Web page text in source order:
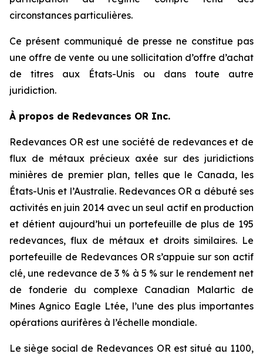
circonstances particulières.
Ce présent communiqué de presse ne constitue pas
une offre de vente ou une sollicitation d’offre d’achat
de titres aux États-Unis ou dans toute autre
juridiction.
À propos de Redevances OR Inc.
Redevances OR est une société de redevances et de
flux de métaux précieux axée sur des juridictions
minières de premier plan, telles que le Canada, les
États-Unis et l’Australie. Redevances OR a débuté ses
activités en juin 2014 avec un seul actif en production
et détient aujourd’hui un portefeuille de plus de 195
redevances, flux de métaux et droits similaires. Le
portefeuille de Redevances OR s’appuie sur son actif
clé, une redevance de 3 % à 5 % sur le rendement net
de fonderie du complexe Canadian Malartic de
Mines Agnico Eagle Ltée, l’une des plus importantes
opérations aurifères à l’échelle mondiale.
Le siège social de Redevances OR est situé au 1100,